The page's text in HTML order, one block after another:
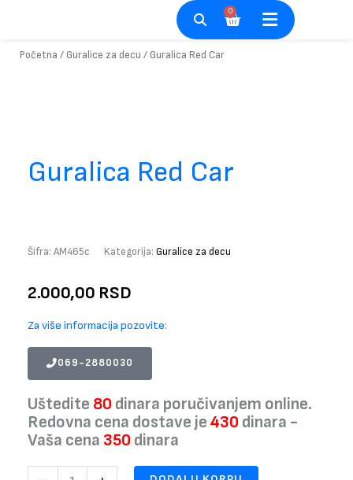
0
Cart
Početna / Guralice za decu / Guralica Red Car
Guralica Red Car
Šifra: AM465c Kategorija: Guralice za decu
2.000,00 RSD
Za više informacija pozovite:
069-2880030
Uštedite 80 dinara poručivanjem online.
Redovna cena dostave je430 dinara -
Vaša cena 350 dinara